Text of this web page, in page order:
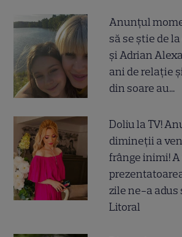
Anunțul
să se știe de
și Adrian
ani de relație
din soare au...
Doliu la TV!
dimineții a
frânge inimi!
zile ne-a adus
Litoral